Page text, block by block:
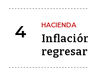
4 HACIENDA